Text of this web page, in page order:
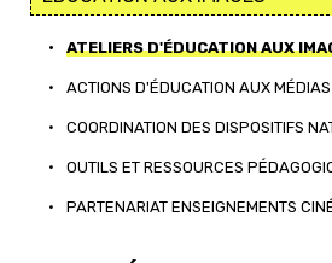
• ATELIERS D'ÉDUCATION AUX
• ACTIONS D'ÉDUCATION AUX
• COORDINATION DES DISPOSITIFS
• OUTILS ET RESSOURCES
• PARTENARIAT ENSEIGNEMENTS